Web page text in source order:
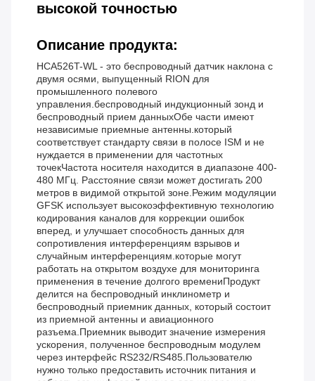
высокой точностью
Описание продукта:
HCA526T-WL - это беспроводный датчик наклона с
двумя осями, выпущенный RION для
промышленного полевого
управления.беспроводный индукционный зонд и
беспроводный прием данныхОбе части имеют
независимые приемные антенны.который
соответствует стандарту связи в полосе ISM и не
нуждается в применении для частотных
точекЧастота носителя находится в диапазоне 400-
480 МГц. Расстояние связи может достигать 200
метров в видимой открытой зоне.Режим модуляции
GFSK использует высокоэффективную технологию
кодирования каналов для коррекции ошибок
вперед, и улучшает способность данных для
сопротивления интерференциям взрывов и
случайным интерференциям.которые могут
работать на открытом воздухе для мониторинга
применения в течение долгого времениПродукт
делится на беспроводный инклинометр и
беспроводный приемник данных, который состоит
из приемной антенны и авиационного
разъема.Приемник выводит значение измерения
ускорения, полученное беспроводным модулем
через интерфейс RS232/RS485.Пользователю
нужно только предоставить источник питания и